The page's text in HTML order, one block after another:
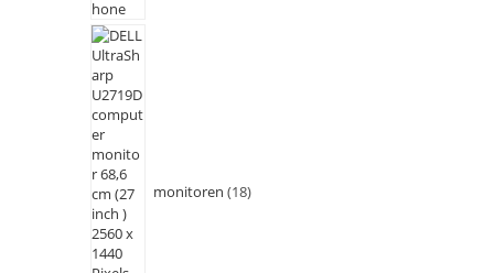
monitoren 18